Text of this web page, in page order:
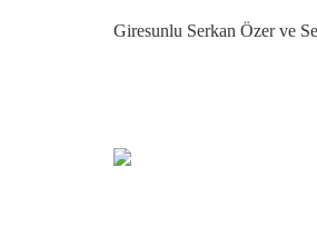
Giresunlu Serkan Özer ve